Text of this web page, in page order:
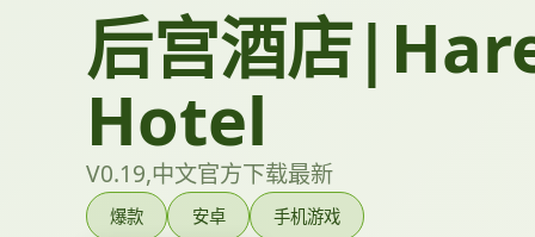
后宫酒店
Hotel
V0.19,中文官方下载最新
爆款 安卓 手机游戏